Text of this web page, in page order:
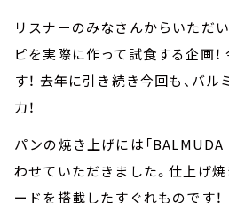
リスナーのみなさんからいただ
ピを実際に作って試食する企画
す！ 去年に引き続き今回も、バ
力！
パンの焼き上げには「
わせていただきました。仕上げ
ードを搭載したすぐれものです！